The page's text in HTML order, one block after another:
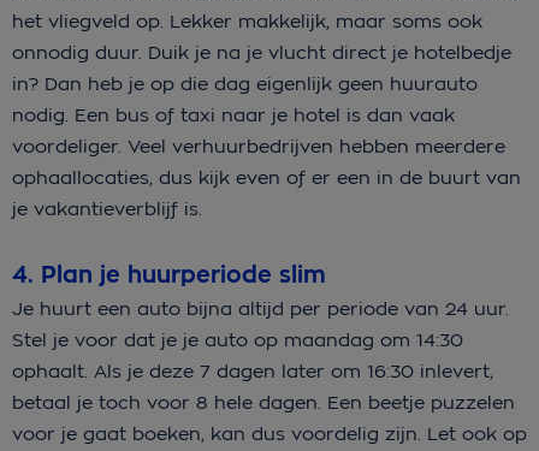
het vliegveld op. Lekker makkelijk, maar soms ook
onnodig duur. Duik je na je vlucht direct je hotelbedje
in? Dan heb je op die dag eigenlijk geen huurauto
nodig. Een bus of taxi naar je hotel is dan vaak
voordeliger. Veel verhuurbedrijven hebben meerdere
ophaallocaties, dus kijk even of er een in de buurt van
je vakantieverblijf is.
4. Plan je huurperiode slim
Je huurt een auto bijna altijd per periode van 24 uur.
Stel je voor dat je je auto op maandag om 14:30
ophaalt. Als je deze 7 dagen later om 16:30 inlevert,
betaal je toch voor 8 hele dagen. Een beetje puzzelen
voor je gaat boeken, kan dus voordelig zijn. Let ook op